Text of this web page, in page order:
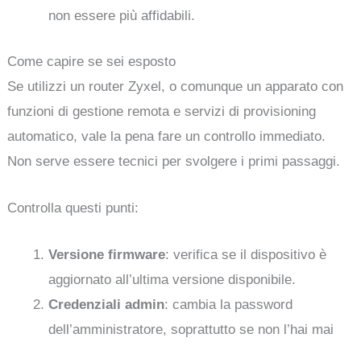
non essere più affidabili.
Come capire se sei esposto
Se utilizzi un router Zyxel, o comunque un apparato con
funzioni di gestione remota e servizi di provisioning
automatico, vale la pena fare un controllo immediato.
Non serve essere tecnici per svolgere i primi passaggi.
Controlla questi punti:
Versione firmware: verifica se il dispositivo è
aggiornato all’ultima versione disponibile.
Credenziali admin: cambia la password
dell’amministratore, soprattutto se non l’hai mai